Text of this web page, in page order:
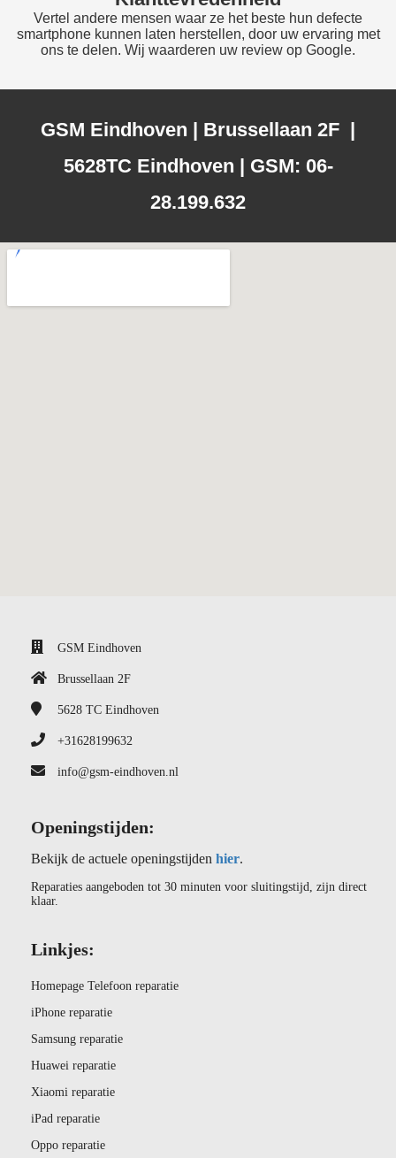
Vertel andere mensen waar ze het beste hun defecte
smartphone kunnen laten herstellen, door uw ervaring met
ons te delen. Wij waarderen uw review op Google.
GSM Eindhoven | Brussellaan 2F |
5628TC Eindhoven | GSM: 06-
28.199.632
GSM Eindhoven
Brussellaan 2F
5628 TC Eindhoven
+31628199632
info@gsm-eindhoven.nl
Openingstijden:
Bekijk de actuele openingstijden hier.
Reparaties aangeboden tot 30 minuten voor sluitingstijd, zijn direct
klaar.
Linkjes:
Homepage Telefoon reparatie
iPhone reparatie
Samsung reparatie
Huawei reparatie
Xiaomi reparatie
iPad reparatie
Oppo reparatie